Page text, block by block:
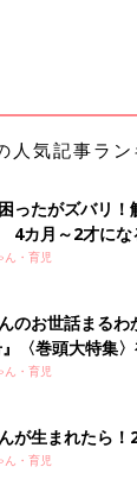
人気記事ラン
ったがズバリ
カ月～2才にな
！
ん・育児
のお世話まる
〈巻頭大特集
ぱい・ミルク
ん・育児
が生まれたら！
ん・育児